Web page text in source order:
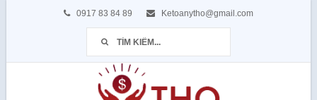
0917 83 84 89 Ketoanytho@gmail.com